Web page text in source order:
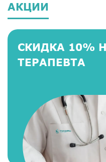
АКЦИИ
СКИДКА 10%
ТЕРАПЕВТА